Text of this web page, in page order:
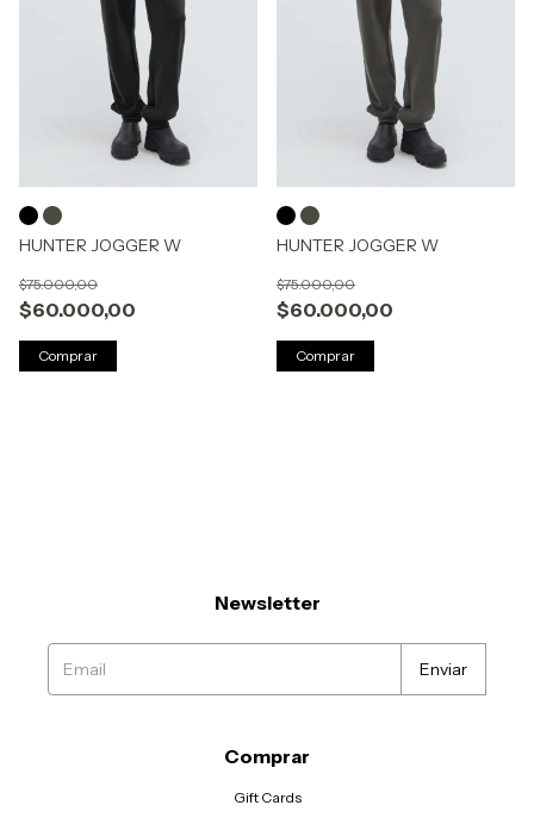
HUNTER JOGGER W
$60.000,00
$75.000,00
Comprar
HUNTER JOGGER W
$60.000,00
$75.000,00
Comprar
Newsletter
Comprar
Gift Cards